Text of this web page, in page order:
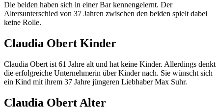
Die beiden haben sich in einer Bar kennengelernt. Der
Altersunterschied von 37 Jahren zwischen den beiden spielt dabei
keine Rolle.
Claudia Obert Kinder
Claudia Obert ist 61 Jahre alt und hat keine Kinder. Allerdings denkt
die erfolgreiche Unternehmerin über Kinder nach. Sie wünscht sich
ein Kind mit ihrem 37 Jahre jüngeren Liebhaber Max Suhr.
Claudia Obert Alter